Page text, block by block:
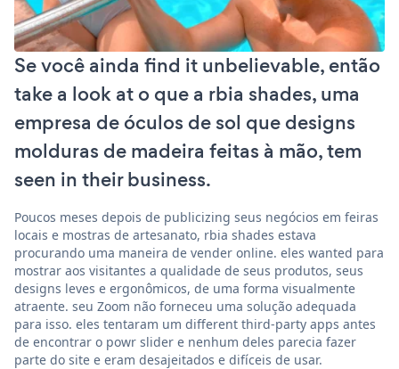
Se você ainda find it unbelievable, então
take a look at o que a rbia shades, uma
empresa de óculos de sol que designs
molduras de madeira feitas à mão, tem
seen in their business.
Poucos meses depois de publicizing seus negócios em feiras
locais e mostras de artesanato, rbia shades estava
procurando uma maneira de vender online. eles wanted para
mostrar aos visitantes a qualidade de seus produtos, seus
designs leves e ergonômicos, de uma forma visualmente
atraente. seu Zoom não forneceu uma solução adequada
para isso. eles tentaram um different third-party apps antes
de encontrar o powr slider e nenhum deles parecia fazer
parte do site e eram desajeitados e difíceis de usar.